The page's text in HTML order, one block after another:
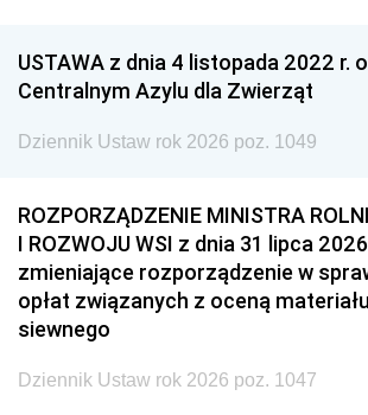
USTAWA z dnia 4 listopada 2022 r. o
Centralnym Azylu dla Zwierząt
Dziennik Ustaw rok 2026 poz. 1049
ROZPORZĄDZENIE MINISTRA
I ROZWOJU WSI z dnia 31 lipca
zmieniające rozporządzenie w
opłat związanych z oceną materiału
siewnego
Dziennik Ustaw rok 2026 poz. 1047